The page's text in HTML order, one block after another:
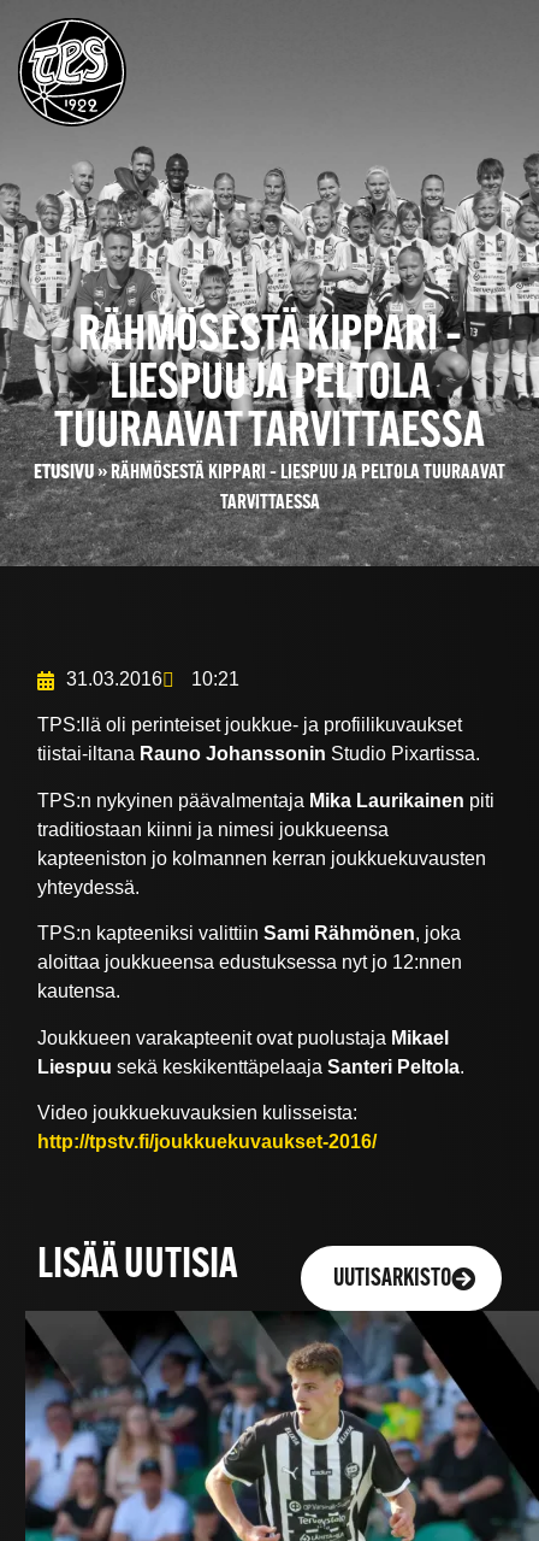
RÄHMÖSESTÄ KIPPARI –
LIESPUU JA PELTOLA
TUURAAVAT TARVITTAESSA
ETUSIVU»RÄHMÖSESTÄ KIPPARI – LIESPUU JA PELTOLA TUURAAVAT
TARVITTAESSA
31.03.2016 10:21
TPS:llä oli perinteiset joukkue- ja profiilikuvaukset
tiistai-iltana Rauno Johanssonin Studio Pixartissa.
TPS:n nykyinen päävalmentaja Mika Laurikainen piti
traditiostaan kiinni ja nimesi joukkueensa
kapteeniston jo kolmannen kerran joukkuekuvausten
yhteydessä.
TPS:n kapteeniksi valittiinSami Rähmönen, joka
aloittaa joukkueensa edustuksessa nyt jo 12:nnen
kautensa.
Joukkueen varakapteenit ovat puolustaja Mikael
Liespuu sekä keskikenttäpelaajaSanteri Peltola.
Video joukkuekuvauksien kulisseista:
http://tpstv.fi/joukkuekuvaukset-2016/
LISÄÄ UUTISIA UUTISARKISTO